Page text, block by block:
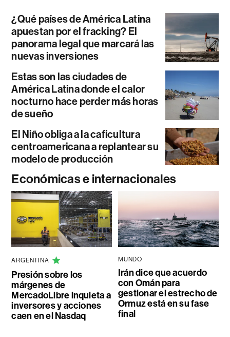
¿Qué países de América Latina
apuestan por el fracking? El
panorama legal que marcará las
nuevas inversiones
Estas son las ciudades de
América Latina donde el calor
nocturno hace perder más horas
de sueño
El Niño obliga a la caficultura
centroamericana a replantear su
modelo de producción
Económicas e internacionales
ARGENTINA
Presión sobre los
márgenes de
MercadoLibre inquieta a
inversores y acciones
caen en el Nasdaq
MUNDO
Irán dice que acuerdo
con Omán para
gestionar el estrecho de
Ormuz está en su fase
final